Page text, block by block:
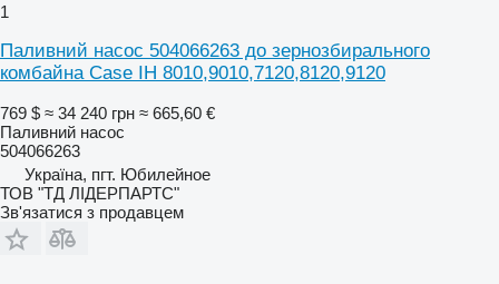
1
Паливний насос 504066263 до зернозбирального
комбайна Case IH 8010,9010,7120,8120,9120
769 $ ≈ 34 240 грн ≈ 665,60 €
Паливний насос
504066263
Україна, пгт. Юбилейное
ТОВ "ТД ЛІДЕРПАРТС"
Зв'язатися з продавцем